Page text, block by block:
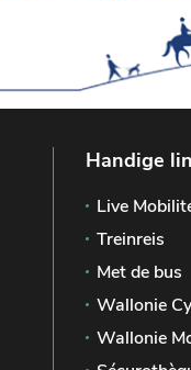
Handige
Live
Treinreis
Met de bus
Wallonie
Wallonie